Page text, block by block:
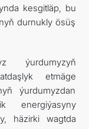
kesgitläp, bu
durnukly ösüş
ýurdumyzyň
etmäge
ýurdumyzdan
energiýasyny
häzirki wagtda